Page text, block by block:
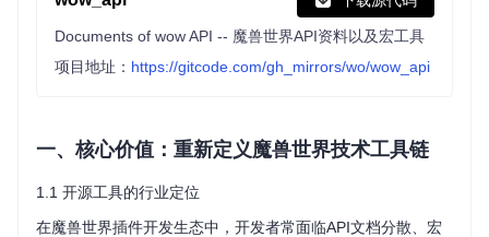
Documents of wow API -- 魔兽世界API资料以及宏工具
项目地址： https://gitcode.com/gh_mirrors/wo/wow_api
一、核心价值：重新定义魔兽世界技术工具链
1.1 开源工具的行业定位
在魔兽世界插件开发生态中，开发者常面临API文档分散、宏